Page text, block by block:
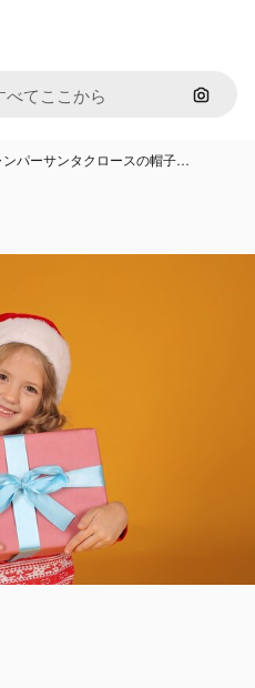
画像で
パーサンタクロースの帽子…